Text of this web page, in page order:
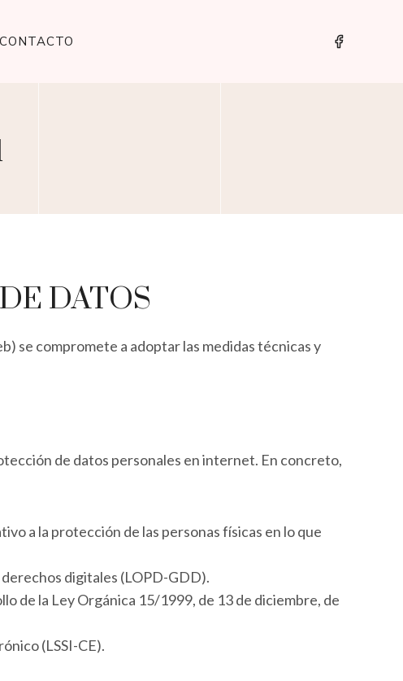
CONTACTO
DATOS
se compromete a adoptar las medidas técnicas y
de datos personales en internet. En concreto,
a la protección de las personas físicas en lo que
digitales (LOPD-GDD).
de la Ley Orgánica 15/1999, de 13 de diciembre, de
(LSSI-CE).